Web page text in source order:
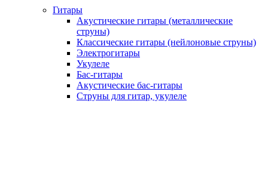
Гитары
Акустические гитары (металлические
струны)
Классические гитары (нейлоновые струны)
Электрогитары
Укулеле
Бас-гитары
Акустические бас-гитары
Струны для гитар, укулеле